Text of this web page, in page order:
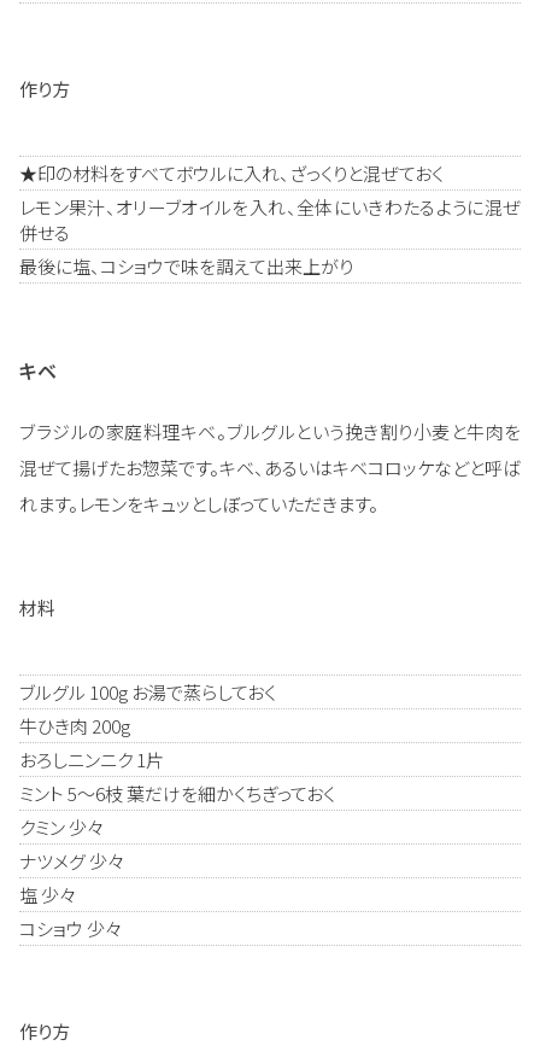
作り方
★印の材料をすべてボウルに入れ、ざっくりと混ぜておく
レモン果汁、オリーブオイルを入れ、全体にいきわたるように混ぜ
併せる
最後に塩、コショウで味を調えて出来上がり
キベ
ブラジルの家庭料理キベ。ブルグルという挽き割り小麦と牛肉を
混ぜて揚げたお惣菜です。キベ、あるいはキベコロッケなどと呼ば
れます。レモンをキュッとしぼっていただきます。
材料
ブルグル 100g お湯で蒸らしておく
牛ひき肉 200g
おろしニンニク 1片
ミント 5～6枝 葉だけを細かくちぎっておく
クミン 少々
ナツメグ 少々
塩 少々
コショウ 少々
作り方